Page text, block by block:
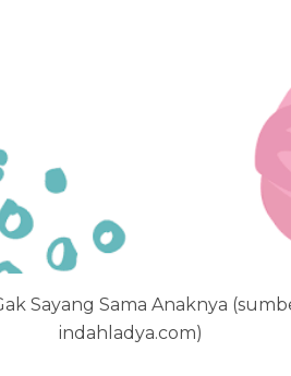
Sayang Sama Anaknya
indahladya.com)